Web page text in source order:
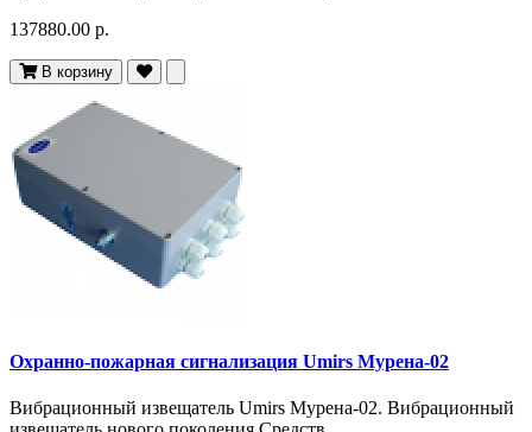
137880.00 р.
В корзину
Охранно-пожарная сигнализация Umirs Мурена-02
Вибрационный извещатель Umirs Мурена-02. Вибрационный